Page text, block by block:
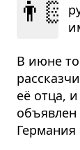
👨🏻
В июне
её отца,